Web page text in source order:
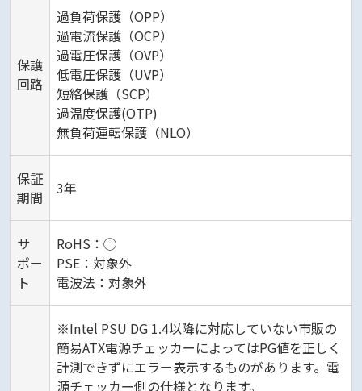
保護
回路
過負荷保護（OPP）
過電流保護（OCP）
過電圧保護（OVP）
低電圧保護（UVP）
短絡保護（SCP）
過温度保護(OTP)
無負荷運転保護（NLO）
保証
期間
3年
サ
ポー
ト
RoHS：◯
PSE：対象外
電波法：対象外
※Intel PSU DG 1.4以降に対応していない市販の
簡易ATX電源チェッカーによってはPG値を正しく
計測できずにエラー表示するものがあります。電
源チェッカー側の仕様となります。